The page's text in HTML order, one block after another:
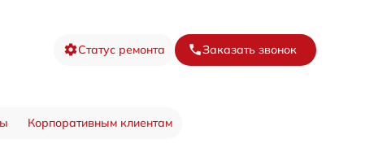
Статус ремонта Заказать звонок
Корпоративным клиентам